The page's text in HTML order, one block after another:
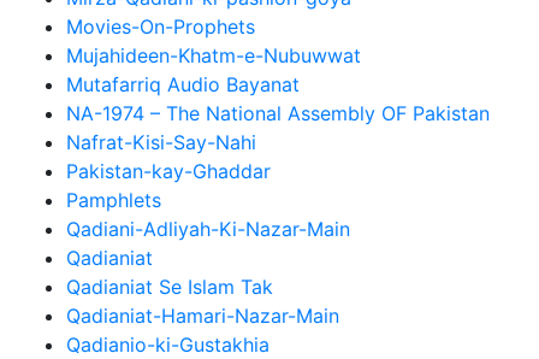
Movies-On-Prophets
Mujahideen-Khatm-e-Nubuwwat
Mutafarriq Audio Bayanat
NA-1974 – The National Assembly OF Pakistan
Nafrat-Kisi-Say-Nahi
Pakistan-kay-Ghaddar
Pamphlets
Qadiani-Adliyah-Ki-Nazar-Main
Qadianiat
Qadianiat Se Islam Tak
Qadianiat-Hamari-Nazar-Main
Qadianio-ki-Gustakhia